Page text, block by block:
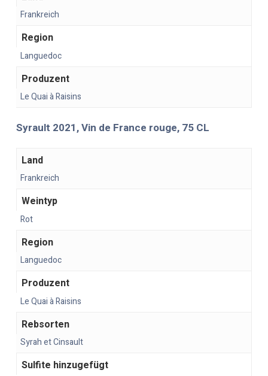
Frankreich
Region
Languedoc
Produzent
Le Quai à Raisins
Syrault 2021, Vin de France rouge, 75 CL
Land
Frankreich
Weintyp
Rot
Region
Languedoc
Produzent
Le Quai à Raisins
Rebsorten
Syrah et Cinsault
Sulfite hinzugefügt